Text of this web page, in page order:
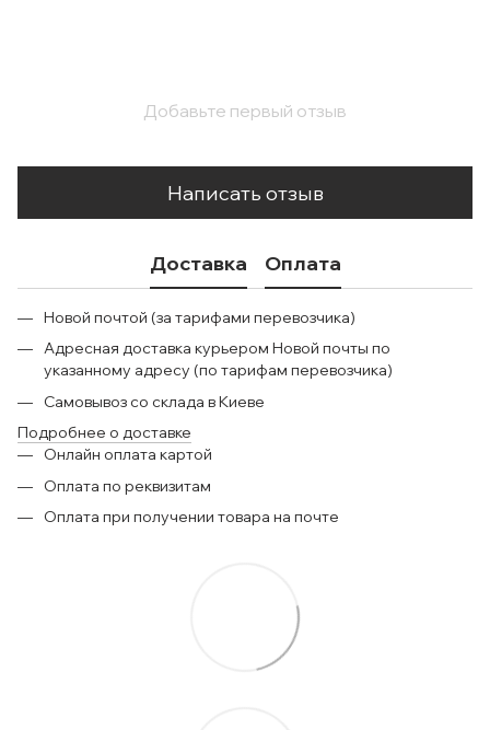
Добавьте первый отзыв
Написать отзыв
Доставка Оплата
Новой почтой (за тарифами перевозчика)
Адресная доставка курьером Новой почты по
указанному адресу (по тарифам перевозчика)
Самовывоз со склада в Киеве
Подробнее о доставке
Онлайн оплата картой
Оплата по реквизитам
Оплата при получении товара на почте